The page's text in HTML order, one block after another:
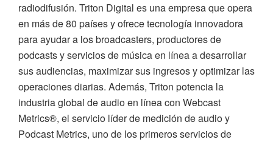
radiodifusión. Triton Digital es una empresa que opera
en más de 80 países y ofrece tecnología innovadora
para ayudar a los broadcasters, productores de
podcasts y servicios de música en línea a desarrollar
sus audiencias, maximizar sus ingresos y optimizar las
operaciones diarias. Además, Triton potencia la
industria global de audio en línea con Webcast
Metrics®, el servicio líder de medición de audio y
Podcast Metrics, uno de los primeros servicios de